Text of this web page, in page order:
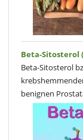
Beta-Sitosterol
Beta-Sitosterol
benignen